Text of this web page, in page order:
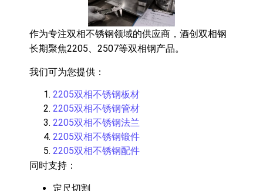
作为专注双相不锈钢领域的供应商，酒创双相钢
长期聚焦2205、2507等双相钢产品。
我们可为您提供：
2205双相不锈钢板材
2205双相不锈钢管材
2205双相不锈钢法兰
2205双相不锈钢锻件
2205双相不锈钢配件
同时支持：
定尺切割